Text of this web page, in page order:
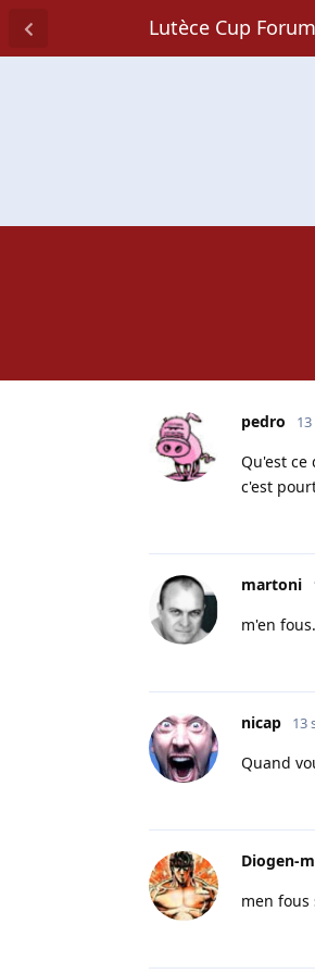
Lutèce Cup Forum
pedro
Qu'est ce
c'est
martoni
m'en
nicap 13
Quand
Diogen-
men fous